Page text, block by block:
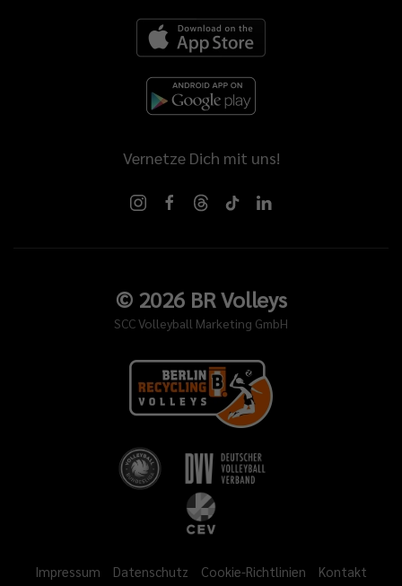
Vernetze Dich mit uns!
© 2026BR Volleys
SCC Volleyball Marketing GmbH
Impressum Datenschutz Cookie-Richtlinien Kontakt